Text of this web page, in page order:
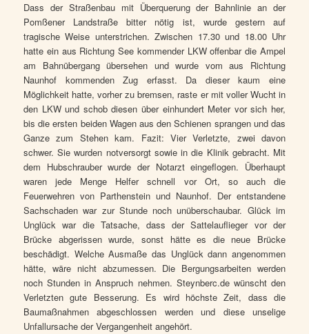
Dass der Straßenbau mit Überquerung der Bahnlinie an der
Pomßener Landstraße bitter nötig ist, wurde gestern auf
tragische Weise unterstrichen. Zwischen 17.30 und 18.00 Uhr
hatte ein aus Richtung See kommender LKW offenbar die Ampel
am Bahnübergang übersehen und wurde vom aus Richtung
Naunhof kommenden Zug erfasst. Da dieser kaum eine
Möglichkeit hatte, vorher zu bremsen, raste er mit voller Wucht in
den LKW und schob diesen über einhundert Meter vor sich her,
bis die ersten beiden Wagen aus den Schienen sprangen und das
Ganze zum Stehen kam. Fazit: Vier Verletzte, zwei davon
schwer. Sie wurden notversorgt sowie in die Klinik gebracht. Mit
dem Hubschrauber wurde der Notarzt eingeflogen. Überhaupt
waren jede Menge Helfer schnell vor Ort, so auch die
Feuerwehren von Parthenstein und Naunhof. Der entstandene
Sachschaden war zur Stunde noch unüberschaubar. Glück im
Unglück war die Tatsache, dass der Sattelauflieger vor der
Brücke abgerissen wurde, sonst hätte es die neue Brücke
beschädigt. Welche Ausmaße das Unglück dann angenommen
hätte, wäre nicht abzumessen. Die Bergungsarbeiten werden
noch Stunden in Anspruch nehmen. Steynberc.de wünscht den
Verletzten gute Besserung. Es wird höchste Zeit, dass die
Baumaßnahmen abgeschlossen werden und diese unselige
Unfallursache der Vergangenheit angehört.